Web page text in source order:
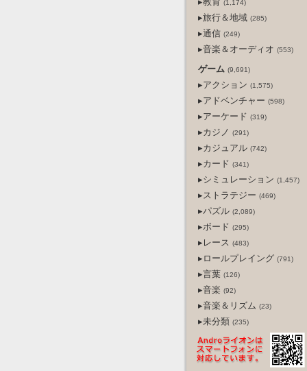
(1,174)
▸旅行＆地域 (285)
▸通信 (249)
▸音楽＆オーディオ (553)
ゲーム (9,691)
▸アクション (1,575)
▸アドベンチャー (598)
▸アーケード (319)
▸カジノ (291)
▸カジュアル (742)
▸カード (341)
▸シミュレーション (1,457)
▸ストラテジー (469)
▸パズル (2,089)
▸ボード (295)
▸レース (483)
▸ロールプレイング (791)
▸言葉 (126)
▸音楽 (92)
▸音楽＆リズム (23)
▸未分類 (235)